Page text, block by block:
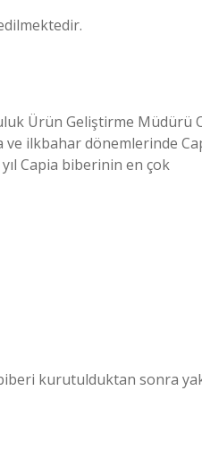
Ürün Geliştirme Müdürü
ve ilkbahar dönemlerinde
Capia biberinin en çok
kurutulduktan sonra